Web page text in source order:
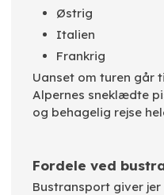
Østrig
Italien
Frankrig
Uanset om turen går
Alpernes sneklædte
og behagelig rejse
Fordele ved
Bustransport giver